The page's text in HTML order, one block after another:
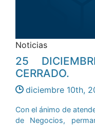
Noticias
25
CERRADO.
diciembre 10th,
Con el ánimo de
de Negocios,